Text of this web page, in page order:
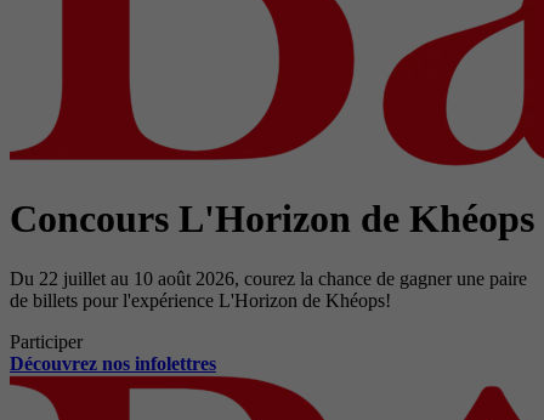
Concours L'Horizon de Khéops
Du 22 juillet au 10 août 2026, courez la chance de gagner une paire
de billets pour l'expérience L'Horizon de Khéops!
Participer
Découvrez nos infolettres